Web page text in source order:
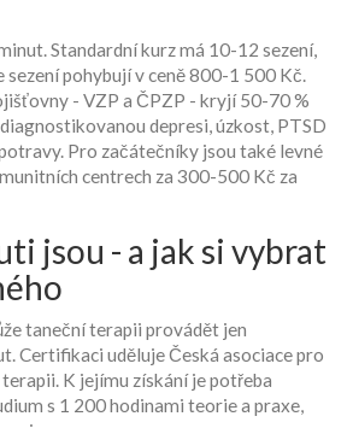
Standardní kurz má 10-12 sezení,
sezení pohybují v ceně 800-1 500 Kč.
- VZP a ČPZP - kryjí 50-70 %
depresi, úzkost, PTSD
Pro začátečníky jsou také levné
centrech za 300-500 Kč za
jsou - a jak si vybrat
taneční terapii provádět jen
Certifikaci uděluje Česká asociace pro
K jejímu získání je potřeba
s 1 200 hodinami teorie a praxe,